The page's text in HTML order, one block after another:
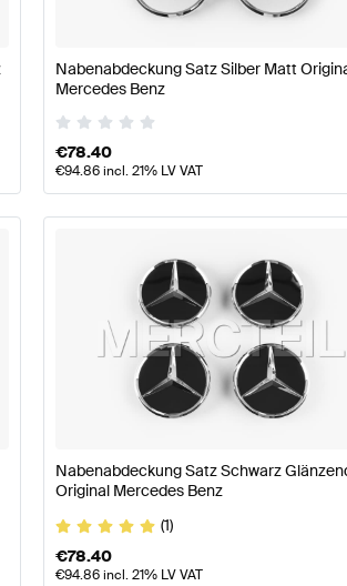
Nabenabdeckung Satz Silber Matt
Mercedes Benz
€78.40
€94.86incl. 21% LV VAT
Nabenabdeckung Satz Schwarz
Original Mercedes Benz
(1)
€78.40
€94.86incl. 21% LV VAT